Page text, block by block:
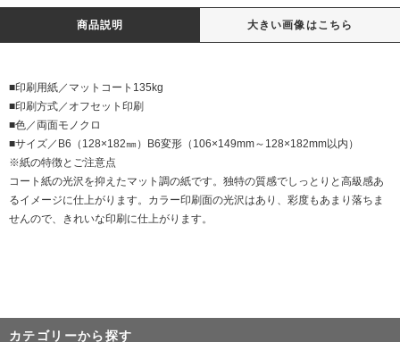
商品説明 大きい画像はこちら
■印刷用紙／マットコート135kg
■印刷方式／オフセット印刷
■色／両面モノクロ
■サイズ／B6（128×182㎜）B6変形（106×149mm～128×182mm以内）
※紙の特徴とご注意点
コート紙の光沢を抑えたマット調の紙です。独特の質感でしっとりと高級感あ
るイメージに仕上がります。カラー印刷面の光沢はあり、彩度もあまり落ちま
せんので、きれいな印刷に仕上がります。
カテゴリーから探す